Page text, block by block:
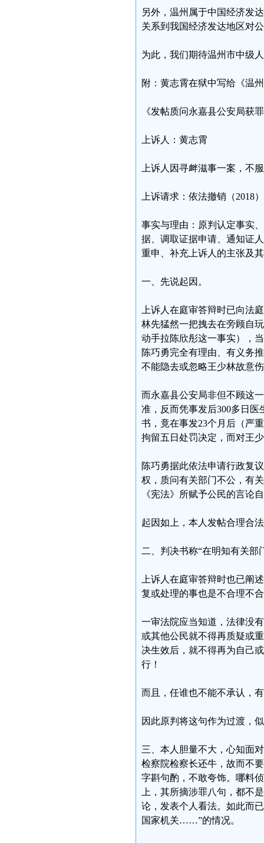
另外，温州属于中国经济发
关系到我国经济发达地区对
为此，我们期待温州市中级
附：黄志霄在狱中写给《温
《发帖质问永嘉县公安局获
上诉人：黄志霄
上诉人因寻衅滋事一案，不
上诉请求：依法撤销（2018
事实与理由：原判认定事实
据、调取证据申请、通知证
重申、补充上诉人的主张及
一、先说起因。
上诉人在庭审答辩时已向法
林先猛然一把拽去在旁顾自
动手拉陈欣彤这一事实），
陈巧勇完全有理由、有义务
不能隐去或忽略王少林故意
而永嘉县公安局非但不顾这
准，反而凭事发后300多日
书，竟在事发23个月后（严
拘留五日处罚决定，而对王
陈巧勇据此依法申请行政复
权，质问有关部门不公，有
《宪法》所赋予公民的言论
起因如上，本人发帖合理合
二、判决书称“在明知有关部
上诉人在庭审答辩时也已阐
复或处理的事也是不合理不
一审法院应当知道，法律没
或其他公民就不得再质疑或
决生效后，就不得再为自己
行！
而且，任谁也不能不承认，
因此原判将这句作为过渡，
三、本人胆量不大，心知面
检察院检察长还牛，故而不
字斟句酌，不敢夸饰。哪料
上，其所摘涉罪八句，都不
论，发表个人看法。如此而
国家机关……”的情况。